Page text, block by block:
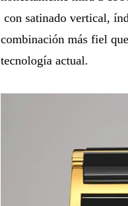
con satinado vertical,
combinación más fiel
tecnología actual.